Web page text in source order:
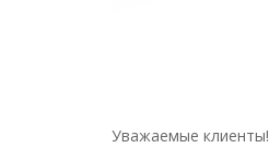
Уважаемые клиенты!